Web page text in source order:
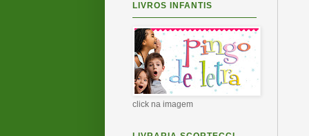
LIVROS INFANTIS
click na imagem